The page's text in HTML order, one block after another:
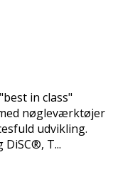
in class"
nøgleværktøjer
udvikling.
DiSC®, T...